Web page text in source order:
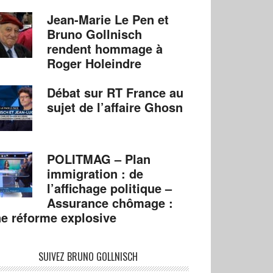
Jean-Marie Le Pen et
Bruno Gollnisch
rendent hommage à
Roger Holeindre
Débat sur RT France au
sujet de l’affaire Ghosn
POLITMAG – Plan
immigration : de
l’affichage politique –
Assurance chômage :
réforme explosive
SUIVEZ BRUNO GOLLNISCH